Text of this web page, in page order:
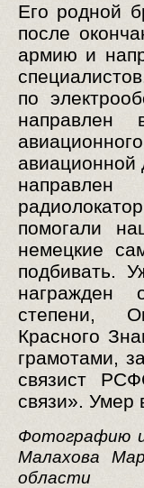
Его родной
после
армию и
по
помогали
немецкие
подбивать.
награжден
степени,
Красного
грамотами,
связист
связи». Умер
Фотографию
Малахова
области